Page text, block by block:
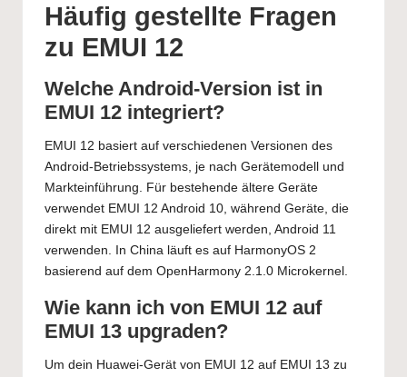
Häufig gestellte Fragen
zu EMUI 12
Welche Android-Version ist in
EMUI 12 integriert?
EMUI 12 basiert auf verschiedenen Versionen des
Android-Betriebssystems, je nach Gerätemodell und
Markteinführung. Für bestehende ältere Geräte
verwendet EMUI 12 Android 10, während Geräte, die
direkt mit EMUI 12 ausgeliefert werden, Android 11
verwenden. In China läuft es auf HarmonyOS 2
basierend auf dem OpenHarmony 2.1.0 Microkernel.
Wie kann ich von EMUI 12 auf
EMUI 13 upgraden?
Um dein Huawei-Gerät von EMUI 12 auf EMUI 13 zu